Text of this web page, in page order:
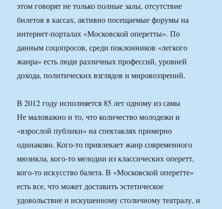
этом говорят не только полные залы, отсутствие
билетов в кассах, активно посещаемые форумы на
интернет-порталах «Московской оперетты». По
данным соцопросов, среди поклонников «легкого
жанра» есть люди различных профессий, уровней
дохода, политических взглядов и мировоззрений.
В 2012 году исполняется 85 лет одному из самы
Не маловажно и то, что количество молодежи и
«взрослой публики» на спектаклях примерно
одинаково. Кого-то привлекает жанр современного
мюзикла, кого-то мелодии из классических оперетт,
кого-то искусство балета. В «Московской оперетте»
есть все, что может доставить эстетическое
удовольствие и искушенному столичному театралу, и